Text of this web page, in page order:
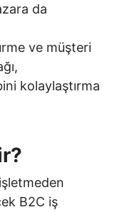
da
ve müşteri
kolaylaştırma
B2C iş